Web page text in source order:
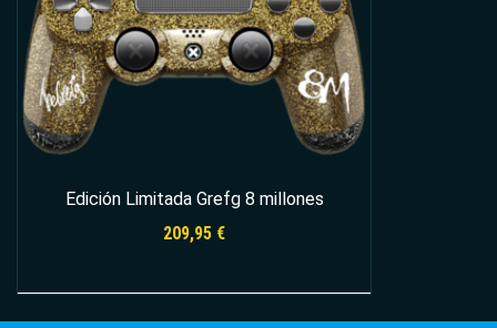
Edición Limitada Grefg 8 millones
209,95 €
Leer más